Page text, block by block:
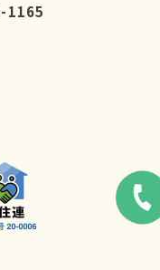
1165